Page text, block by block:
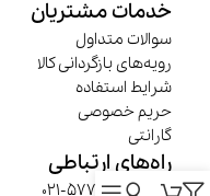
خدمات مشتریان
سوالات متداول
رویه‌های بازگردانی کالا
شرایط استفاده
حریم خصوصی
گارانتی
راه‌های ارتباطی
تلفن :57780000-021